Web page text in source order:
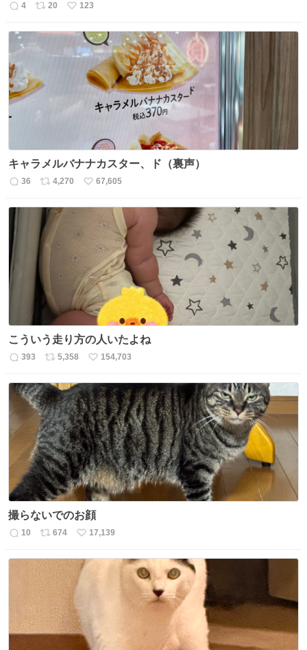
返
4
リ
20
い
数
123
キャラメルバナナカスター、ド（裏声）
返
数
36
リ
ス
ト
数
4,270
い
67,605
こういう走り方の人いたよね
返
数
393
リ
ス
ト
数
5,358
い
ね
数
154,703
撮らないでのお顔
返
10
リ
ス
数
674
い
ね
数
17,139